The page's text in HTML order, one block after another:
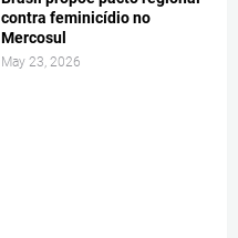
contra feminicídio no
Mercosul
May 23, 2026